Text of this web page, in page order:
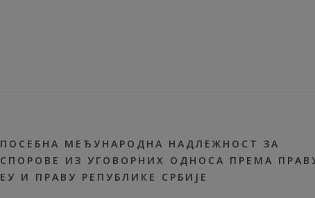
ПОСЕБНА МЕЂУНАРОДНА НАДЛЕЖНОСТ ЗА
СПОРОВЕ ИЗ УГОВОРНИХ ОДНОСА ПРЕМА
ЕУ И ПРАВУ РЕПУБЛИКЕ СРБИЈЕ